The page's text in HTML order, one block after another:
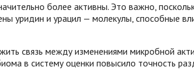
более активны. Это важно,
уридин и урацил — молекулы, способные
связь между изменениями микробной
в систему оценки повысило точность